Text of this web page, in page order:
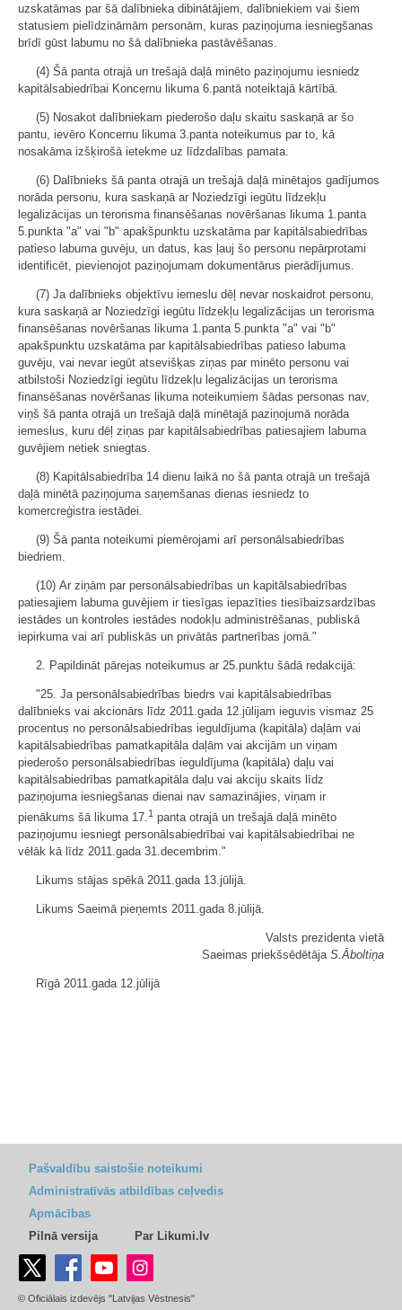
uzskatāmas par šā dalībnieka dibinātājiem, dalībniekiem vai šiem
statusiem pielīdzināmām personām, kuras paziņojuma iesniegšanas
brīdī gūst labumu no šā dalībnieka pastāvēšanas.
(4) Šā panta otrajā un trešajā daļā minēto paziņojumu iesniedz
kapitālsabiedrībai Koncernu likuma 6.pantā noteiktajā kārtībā.
(5) Nosakot dalībniekam piederošo daļu skaitu saskaņā ar šo
pantu, ievēro Koncernu likuma 3.panta noteikumus par to, kā
nosakāma izšķirošā ietekme uz līdzdalības pamata.
(6) Dalībnieks šā panta otrajā un trešajā daļā minētajos gadījumos
norāda personu, kura saskaņā ar Noziedzīgi iegūtu līdzekļu
legalizācijas un terorisma finansēšanas novēršanas likuma 1.panta
5.punkta "a" vai "b" apakšpunktu uzskatāma par kapitālsabiedrības
patieso labuma guvēju, un datus, kas ļauj šo personu nepārprotami
identificēt, pievienojot paziņojumam dokumentārus pierādījumus.
(7) Ja dalībnieks objektīvu iemeslu dēļ nevar noskaidrot personu,
kura saskaņā ar Noziedzīgi iegūtu līdzekļu legalizācijas un terorisma
finansēšanas novēršanas likuma 1.panta 5.punkta "a" vai "b"
apakšpunktu uzskatāma par kapitālsabiedrības patieso labuma
guvēju, vai nevar iegūt atsevišķas ziņas par minēto personu vai
atbilstoši Noziedzīgi iegūtu līdzekļu legalizācijas un terorisma
finansēšanas novēršanas likuma noteikumiem šādas personas nav,
viņš šā panta otrajā un trešajā daļā minētajā paziņojumā norāda
iemeslus, kuru dēļ ziņas par kapitālsabiedrības patiesajiem labuma
guvējiem netiek sniegtas.
(8) Kapitālsabiedrība 14 dienu laikā no šā panta otrajā un trešajā
daļā minētā paziņojuma saņemšanas dienas iesniedz to
komercreģistra iestādei.
(9) Šā panta noteikumi piemērojami arī personālsabiedrības
biedriem.
(10) Ar ziņām par personālsabiedrības un kapitālsabiedrības
patiesajiem labuma guvējiem ir tiesīgas iepazīties tiesībaizsardzības
iestādes un kontroles iestādes nodokļu administrēšanas, publiskā
iepirkuma vai arī publiskās un privātās partnerības jomā."
2. Papildināt pārejas noteikumus ar 25.punktu šādā redakcijā:
"25. Ja personālsabiedrības biedrs vai kapitālsabiedrības
dalībnieks vai akcionārs līdz 2011.gada 12.jūlijam ieguvis vismaz 25
procentus no personālsabiedrības ieguldījuma (kapitāla) daļām vai
kapitālsabiedrības pamatkapitāla daļām vai akcijām un viņam
piederošo personālsabiedrības ieguldījuma (kapitāla) daļu vai
kapitālsabiedrības pamatkapitāla daļu vai akciju skaits līdz
paziņojuma iesniegšanas dienai nav samazinājies, viņam ir
pienākums šā likuma 17. 1 panta otrajā un trešajā daļā minēto
paziņojumu iesniegt personālsabiedrībai vai kapitālsabiedrībai ne
vēlāk kā līdz 2011.gada 31.decembrim."
Likums stājas spēkā 2011.gada 13.jūlijā.
Likums Saeimā pieņemts 2011.gada 8.jūlijā.
Valsts prezidenta vietā
Saeimas priekšsēdētāja S.Āboltiņa
Rīgā 2011.gada 12.jūlijā
Pašvaldību saistošie noteikumi
Administratīvās atbildības ceļvedis
Apmācības
Pilnā versija
Par Likumi.lv
© Oficiālais izdevējs "Latvijas Vēstnesis"